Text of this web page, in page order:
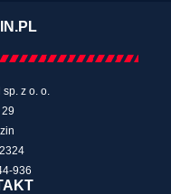
z o. o.
936